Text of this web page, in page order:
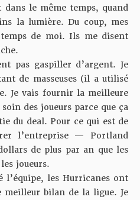
le même temps, quand
la lumière. Du coup, mes
de moi. Ils me disent
pas gaspiller d’argent. Je
de masseuses (il a utilisé
Je vais fournir la meilleure
des joueurs parce que ça
du deal. Pour ce qui est de
l’entreprise — Portland
de plus par an que les
joueurs.
l’équipe, les Hurricanes ont
meilleur bilan de la ligue. Je